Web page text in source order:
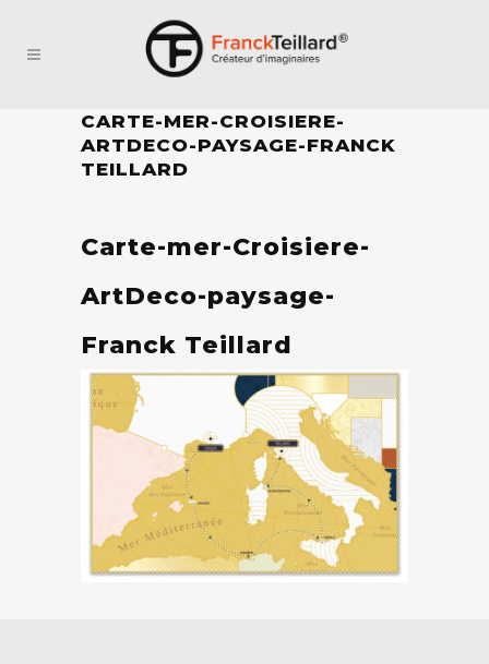
CARTE-MER-CROISIERE-
ARTDECO-PAYSAGE-FRANCK
TEILLARD
Carte-mer-Croisiere-
ArtDeco-paysage-
Franck Teillard